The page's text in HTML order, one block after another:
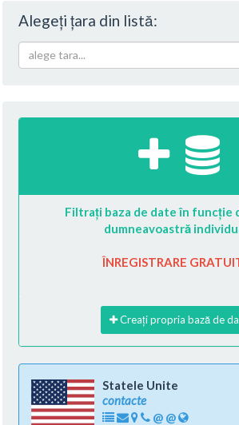
Alegeți țara din listă:
alege tara...
Filtrați baza de date în funcție
dumneavoastră
ÎNREGISTRARE
Creați propria bază de
Statele Unite
contacte
@ @